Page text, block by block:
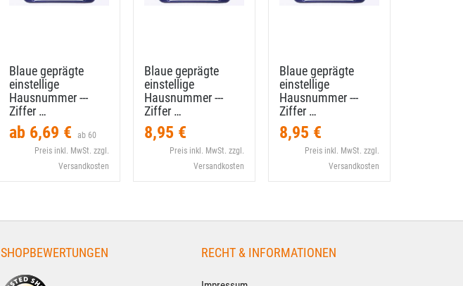
Blaue geprägte
einstellige
Hausnummer --​-
Ziffer …
ab 6,69 €
ab 60
Preis inkl. MwSt. zzgl.
Versandkosten
Blaue geprägte
einstellige
Hausnummer --​-
Ziffer …
8,95 €
Preis inkl. MwSt. zzgl.
Versandkosten
Blaue geprägte
einstellige
Hausnummer --​-
Ziffer …
8,95 €
Preis inkl. MwSt. zzgl.
Versandkosten
SHOPBEWERTUNGEN RECHT & INFORMATIONEN